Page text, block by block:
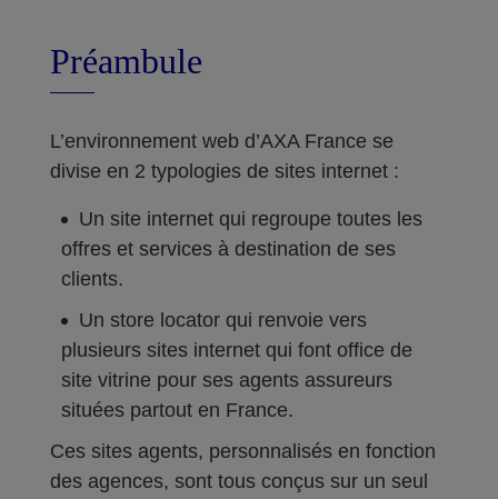
Préambule
L’environnement web d’AXA France se
divise en 2 typologies de sites internet :
Un site internet qui regroupe toutes les
offres et services à destination de ses
clients.
Un store locator qui renvoie vers
plusieurs sites internet qui font office de
site vitrine pour ses agents assureurs
situées partout en France.
Ces sites agents, personnalisés en fonction
des agences, sont tous conçus sur un seul